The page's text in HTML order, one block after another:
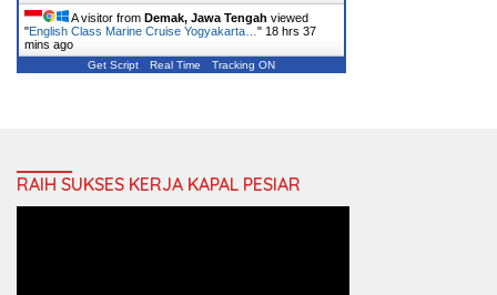
A visitor from Demak, Jawa Tengah viewed
"English Class Marine Cruise Yogyakarta… " 18 hrs 37
mins ago
Get Script Real Time Tracking ON
RAIH SUKSES KERJA KAPAL PESIAR